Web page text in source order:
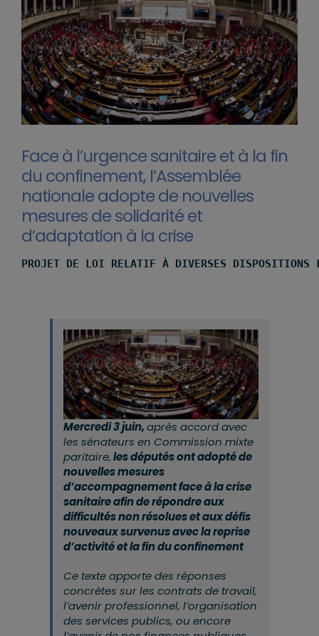
Face à l’urgence sanitaire et à la fin
du confinement, l’Assemblée
nationale adopte de nouvelles
mesures de solidarité et
d’adaptation à la crise
PROJET DE LOI RELATIF À DIVERSES
Mercredi 3 juin,après accord avec
les sénateurs en Commission mixte
paritaire,les députés ont adopté de
nouvelles mesures
d’accompagnement face à la crise
sanitaire afin de répondre aux
difficultés non résolues et aux défis
nouveaux survenus avec la reprise
d’activité et la fin du confinement
Ce texte apporte des réponses
concrètes sur les contrats de travail,
l’avenir professionnel, l’organisation
des services publics, ou encore